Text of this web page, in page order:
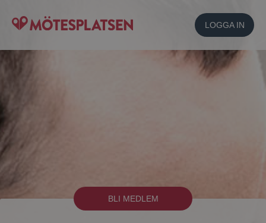
LOGGA IN
BLI MEDLEM